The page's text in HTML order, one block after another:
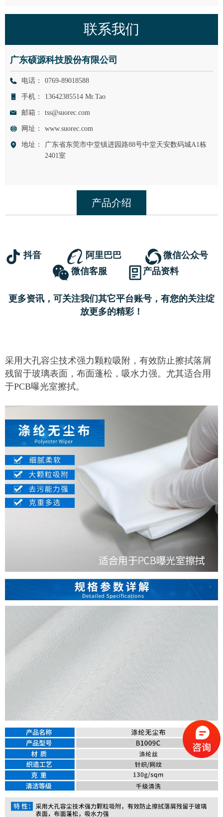
抖音 阿里巴巴
微信公众号
微信客服
产品资料
更多资讯，可关注我们其它平台账号，有您的关注绽
放更多的精彩！
采用大孔容尘技术强力颗粒吸附，有效防止擦拭落屑
残留于玻璃表面，布面蓬松，吸水力强。尤其适合用
于PCB曝光室擦拭。
产品介绍
联系我们
广东硕源科技股份有限公司
电话： 0769-89018588
手机： 13642385514 Mr.Tao
邮箱： tss@suorec.com
网址： www.suorec.com
地址：
广东省东莞市中堂镇进园路88号中堂天安数码城A1栋
2401室